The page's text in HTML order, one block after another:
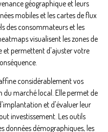
géographique et leurs
mobiles et les cartes de flux
des consommateurs et les
visualisent les zones de
et permettent d'ajuster votre
considérablement vos
marché local. Elle permet de
et d'évaluer leur
investissement. Les outils
données démographiques, les